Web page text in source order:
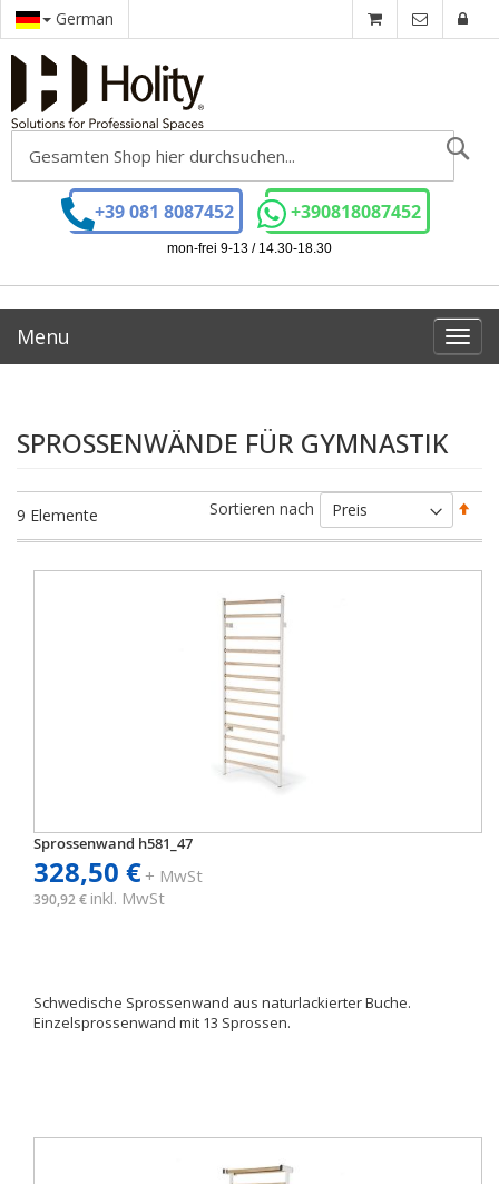
German
+39 081 8087452 +390818087452
mon-frei 9-13 / 14.30-18.30
Menu
SPROSSENWÄNDE FÜR GYMNASTIK
9 Elemente Sortieren nach
Sprossenwand h581_47
328,50 €+ MwSt
390,92 € inkl. MwSt
Schwedische Sprossenwand aus naturlackierter Buche.
Einzelsprossenwand mit 13 Sprossen.